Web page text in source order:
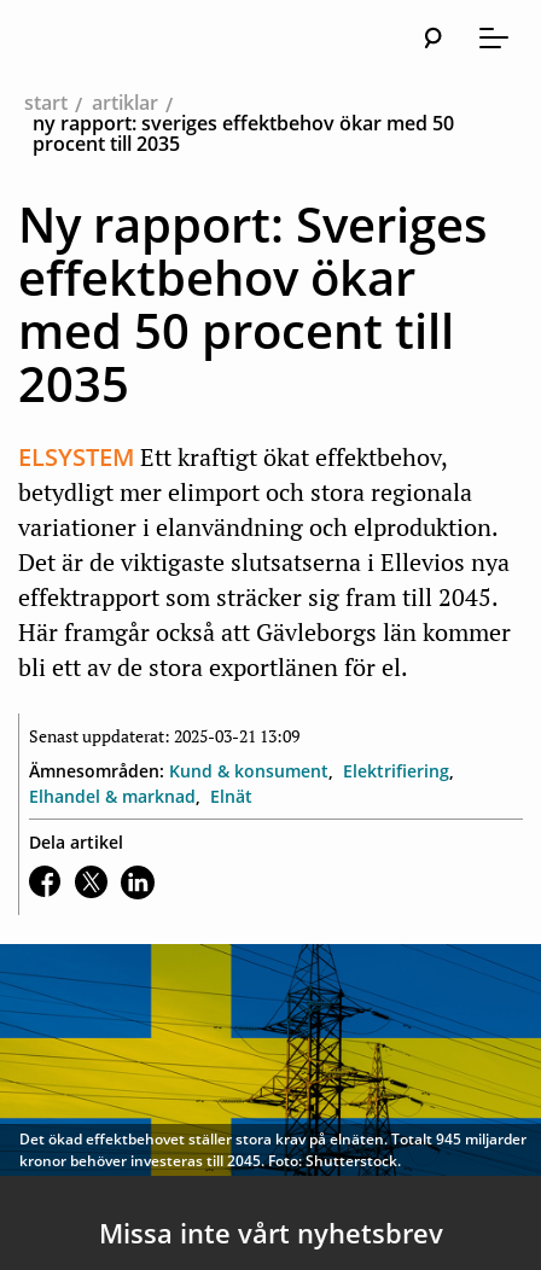
Meny
start
artiklar
ny rapport: sveriges effektbehov ökar med 50
procent till 2035
Ny rapport: Sveriges
effektbehov ökar
med 50 procent till
2035
ELSYSTEM Ett kraftigt ökat effektbehov,
betydligt mer elimport och stora regionala
variationer i elanvändning och elproduktion.
Det är de viktigaste slutsatserna i Ellevios nya
effektrapport som sträcker sig fram till 2045.
Här framgår också att Gävleborgs län kommer
bli ett av de stora exportlänen för el.
Senast uppdaterat: 2025-03-21 13:09
Ämnesområden: Kund & konsument
Elektrifiering
Elhandel & marknad
Elnät
Dela artikel
Det ökad effektbehovet ställer stora krav på elnäten. Totalt 945 miljarder
kronor behöver investeras till 2045. Foto: Shutterstock.
Missa inte vårt nyhetsbrev